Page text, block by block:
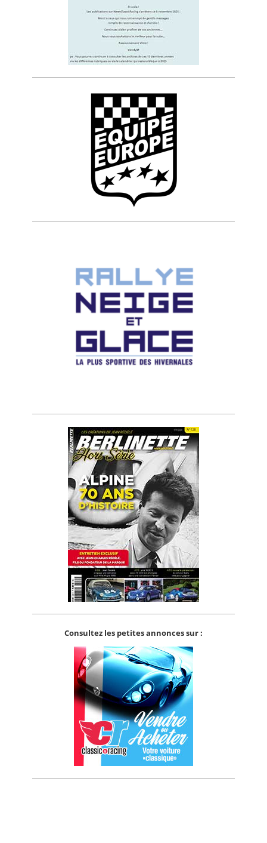
Consultez les petites annonces sur :